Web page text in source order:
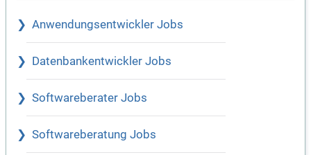
Anwendungsentwickler Jobs
Datenbankentwickler Jobs
Softwareberater Jobs
Softwareberatung Jobs